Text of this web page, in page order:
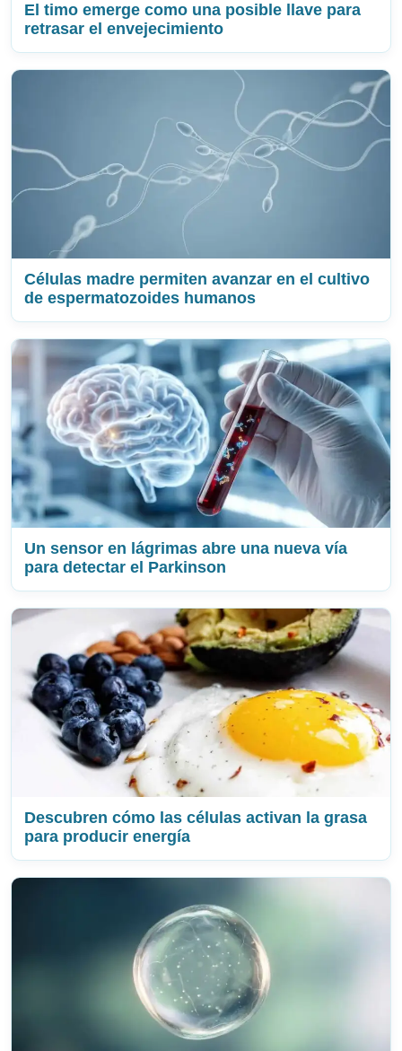
El timo emerge como una posible llave para
retrasar el envejecimiento
Células madre permiten avanzar en el cultivo
de espermatozoides humanos
Un sensor en lágrimas abre una nueva vía
para detectar el Parkinson
Descubren cómo las células activan la grasa
para producir energía